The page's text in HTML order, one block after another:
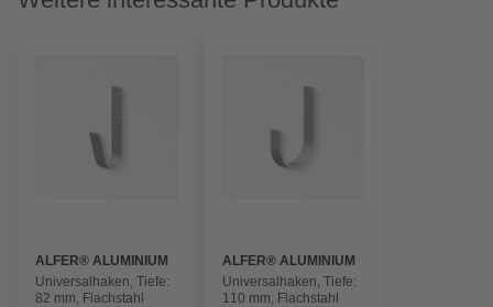
ALFER® ALUMINIUM
Universalhaken, Tiefe:
82 mm, Flachstahl
ALFER® ALUMINIUM
Universalhaken, Tiefe:
110 mm, Flachstahl